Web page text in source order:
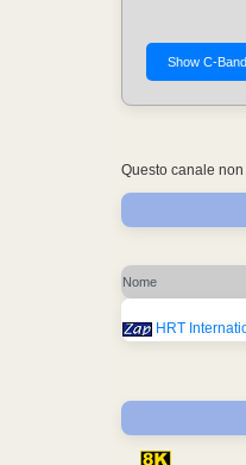
Questo canale
Nome
HRT